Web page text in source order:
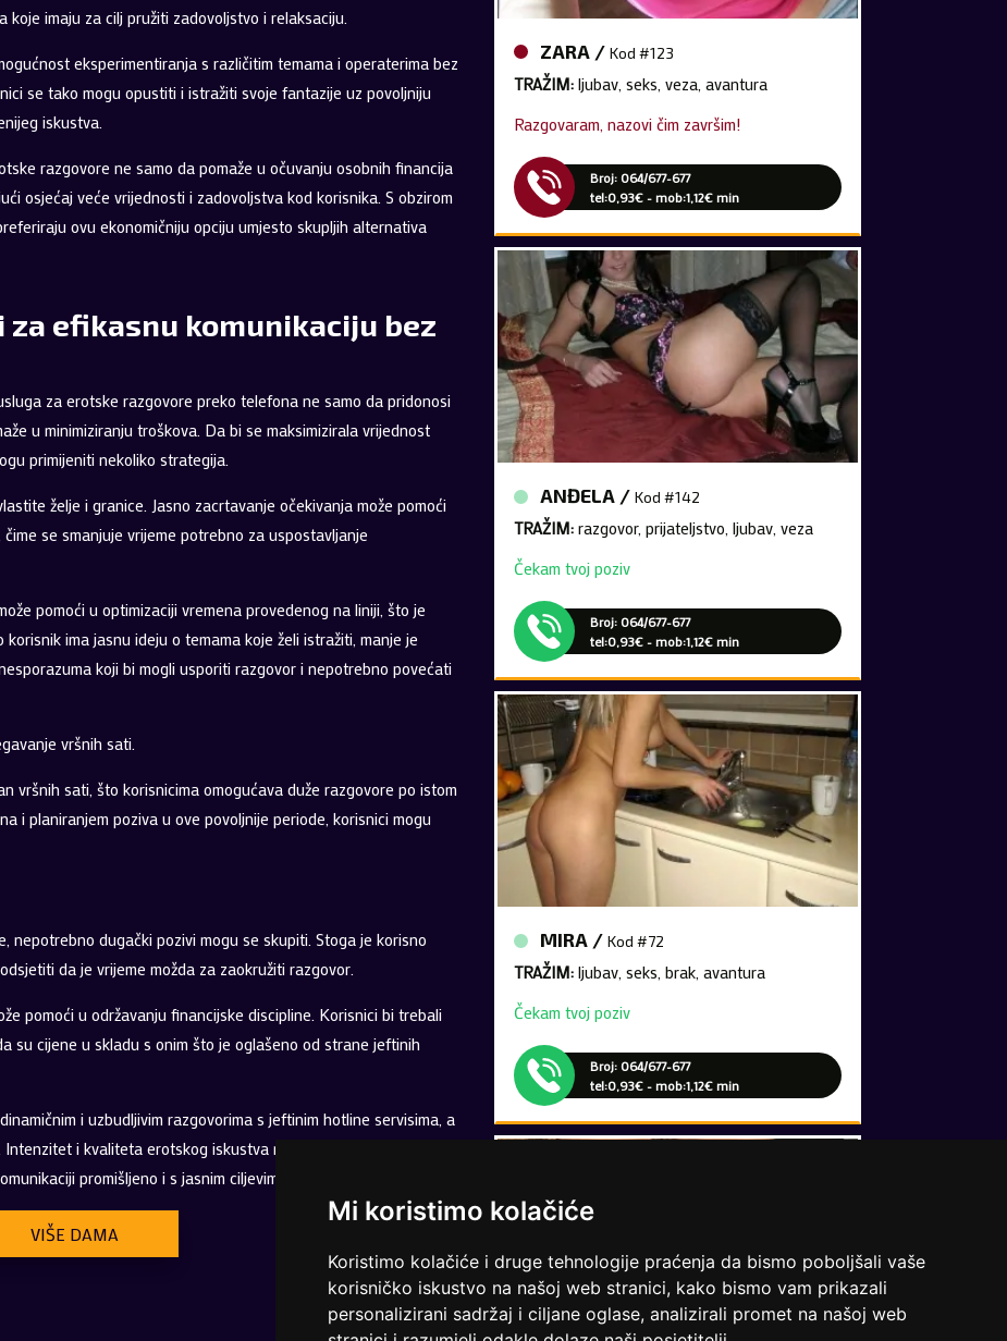
Mi koristimo kolačiće
Koristimo kolačiće i druge tehnologije praćenja da bismo poboljšali vaše
korisničko iskustvo na našoj web stranici, kako bismo vam prikazali
personalizirani sadržaj i ciljane oglase, analizirali promet na našoj web
imaju za cilj pružiti zadovoljstvo i relaksaciju.
eksperimentiranja s različitim temama i operaterima bez
se tako mogu opustiti i istražiti svoje fantazije uz povoljniju
iskustva.
razgovore ne samo da pomaže u očuvanju osobnih financija
osjećaj veće vrijednosti i zadovoljstva kod korisnika. S obzirom
ovu ekonomičniju opciju umjesto skupljih alternativa
efikasnu komunikaciju bez
za erotske razgovore preko telefona ne samo da pridonosi
u minimiziranju troškova. Da bi se maksimizirala vrijednost
primijeniti nekoliko strategija.
želje i granice. Jasno zacrtavanje očekivanja može pomoći
se smanjuje vrijeme potrebno za uspostavljanje
pomoći u optimizaciji vremena provedenog na liniji, što je
ima jasnu ideju o temama koje želi istražiti, manje je
koji bi mogli usporiti razgovor i nepotrebno povećati
vršnih sati.
vršnih sati, što korisnicima omogućava duže razgovore po istom
i planiranjem poziva u ove povoljnije periode, korisnici mogu
nepotrebno dugački pozivi mogu se skupiti. Stoga je korisno
da je vrijeme možda za zaokružiti razgovor.
pomoći u održavanju financijske discipline. Korisnici bi trebali
su cijene u skladu s onim što je oglašeno od strane jeftinih
i uzbudljivim razgovorima s jeftinim hotline servisima, a
i kvaliteta erotskog iskustva ne moraju biti umanjeni
promišljeno i s jasnim ciljevima.
VIŠE DAMA
TRAŽIM:ljubav, seks, veza, avantura
tel:0,93€ - mob:1,12€ min
TRAŽIM:razgovor, prijateljstvo, ljubav, veza
tel:0,93€ - mob:1,12€ min
TRAŽIM:ljubav, seks, brak, avantura
tel:0,93€ - mob:1,12€ min
VIŠE DAMA